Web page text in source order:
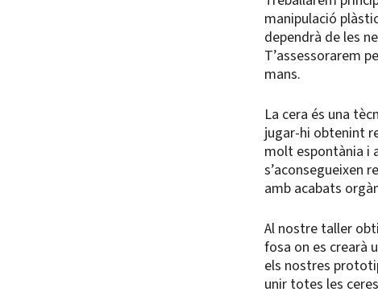
manipulació
dependrà de les
T’assessorarem
mans.
La cera és una
jugar-hi obtenint
molt espontània i
s’aconsegueixen
amb acabats
Al nostre taller
fosa on es crearà
els nostres
unir totes les